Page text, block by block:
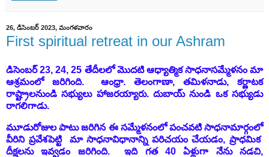
26, డిసెంబర్ 2023, మంగళవారం
First spiritual retreat in our Ashram
డిసెంబర్ 23, 24, 25 తేదీలలో మొదటి ఆధ్యాత్మిక సాధనాసమ్మేళనంమా
ఆశ్రమంలో జరిగింది. ఆంధ్రా. తెలంగాణా, తమిళనాడు, కర్ణాటక
రాష్ట్రాలనుండి సభ్యులు హాజరయ్యారు. దుబాయ్ నుండి ఒక సభ్యుడు
రాగలిగాడు.
మూడురోజుల పాటు జరిగిన ఈ సమ్మేళనంలో పంచవటి సాధనామార్గంలో
వీరిని ప్రవేశపెట్టి మా సాధనావిధానాన్ని పరిచయం చేయడం, ప్రాధమిక
దీక్షలను ఇవ్వడం జరిగింది. ఇది గత 40 ఏళ్లుగా నేను నడచి,